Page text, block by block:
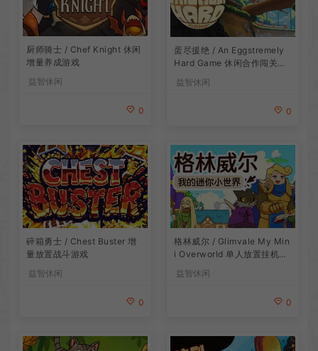
厨师骑士 / Chef Knight 休闲
增量养成游戏
益智休闲
0
蛋尽援绝 / An Eggstremely
Hard Game 休闲合作闯关游
益智休闲
0
碎箱勇士 / Chest Buster 增
量放置战斗游戏
益智休闲
0
格林威尔 / Glimvale My Min
i Overworld 单人放置挂机城
益智休闲
0